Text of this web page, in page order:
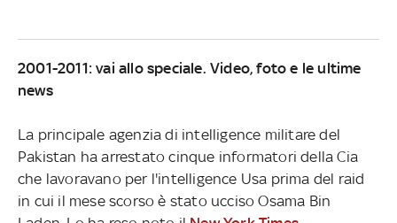
2001-2011: vai allo speciale. Video, foto e le ultime
news
La principale agenzia di intelligence militare del
Pakistan ha arrestato cinque informatori della Cia
che lavoravano per l'intelligence Usa prima del raid
in cui il mese scorso è stato ucciso Osama Bin